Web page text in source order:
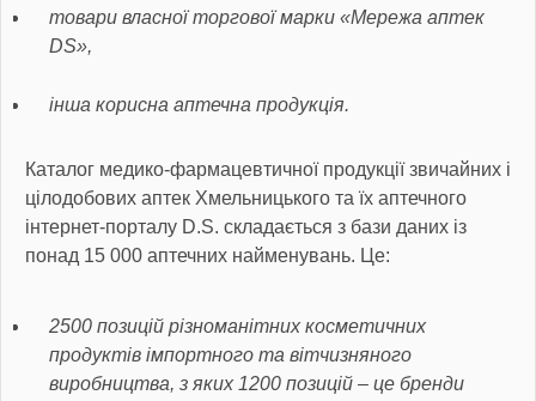
товари власної торгової марки «Мережа аптек
DS»,
інша корисна аптечна продукція.
Каталог медико-фармацевтичної продукції звичайних і
цілодобових аптек Хмельницького та їх аптечного
інтернет-порталу D.S. складається з бази даних із
понад 15 000 аптечних найменувань. Це:
2500 позицій різноманітних косметичних
продуктів імпортного та вітчизняного
виробництва, з яких 1200 позицій – це бренди